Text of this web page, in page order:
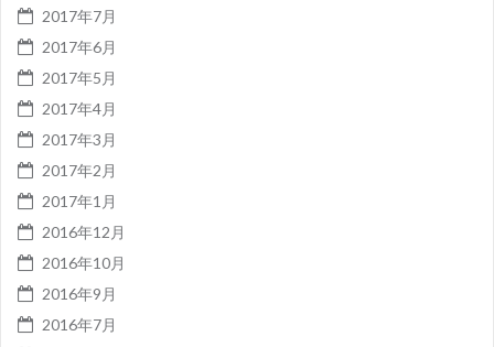
2017年7月
2017年6月
2017年5月
2017年4月
2017年3月
2017年2月
2017年1月
2016年12月
2016年10月
2016年9月
2016年7月